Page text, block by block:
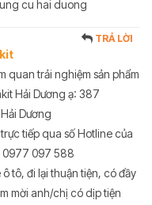
cu hai duong
TRẢ LỜI
quan trải nghiệm sản phẩm
Hải Dương ạ: 387
Dương
tiếp qua số Hotline của
0977 097 588
tô, đi lại thuận tiện, có đầy
mời anh/chị có dịp tiện